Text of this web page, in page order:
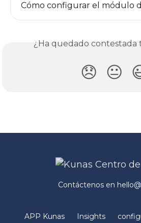
Cómo configurar el módulo
¿Ha quedado
😞 😐
Contáctenos en
APP Kunas Insights